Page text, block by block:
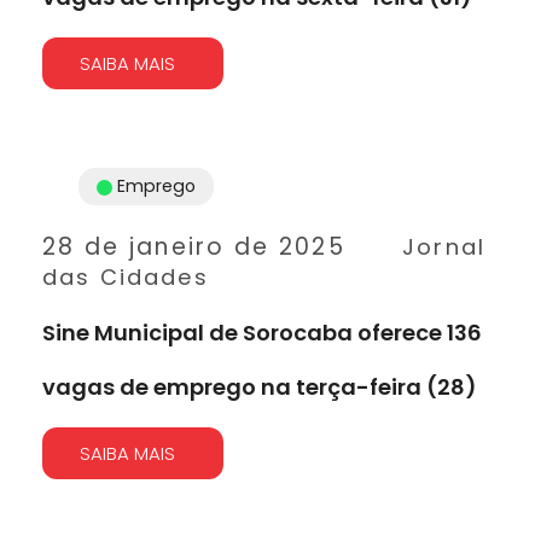
SAIBA MAIS
28 de janeiro de 2025
Jornal
das Cidades
Emprego
Sine Municipal de Sorocaba oferece 136
vagas de emprego na terça-feira (28)
SAIBA MAIS